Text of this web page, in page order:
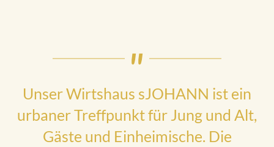
Unser Wirtshaus sJOHANN ist ein
urbaner Treffpunkt für Jung und Alt,
Gäste und Einheimische. Die